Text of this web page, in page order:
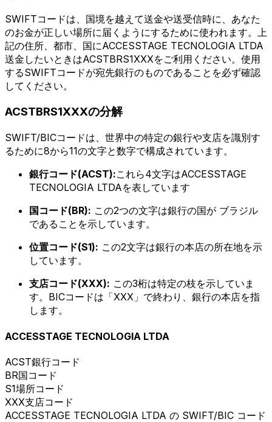
SWIFTコードは、国境を越えて送金や送受信時に、あなた
のお金が正しい場所に届くようにするために使われます。上
記の住所、都市、国にACCESSTAGE TECNOLOGIA LTDA
送金したいときはACSTBRS1XXXをご利用ください。使用
するSWIFTコードが宛先銀行のものであることを必ず確認
してください。
ACSTBRS1XXXの分解
SWIFT/BICコードは、世界中の特定の銀行や支店を識別す
るために8から11の文字と数字で構成されています。
銀行コード(ACST):これら4文字はACCESSTAGE
TECNOLOGIA LTDAを表しています
国コード(BR): この2つの文字は銀行の国が ブラジル
であることを示しています。
位置コード(S1): この2文字は銀行の本店の所在地を示
しています。
支店コード(XXX): この3桁は特定の枝を示していま
す。BICコードは「XXX」で終わり、銀行の本店を指
します。
ACCESSTAGE TECNOLOGIA LTDA
ACST銀行コード
BR国コード
S1場所コード
XXX支店コード
ACCESSTAGE TECNOLOGIA LTDA の SWIFT/BIC コード